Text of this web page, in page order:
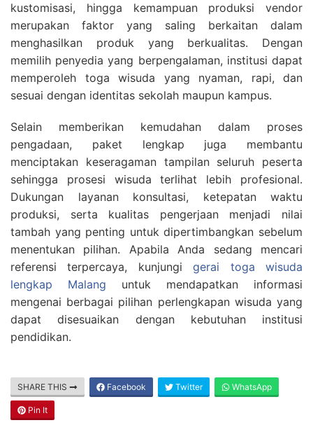
kustomisasi, hingga kemampuan produksi vendor
merupakan faktor yang saling berkaitan dalam
menghasilkan produk yang berkualitas. Dengan
memilih penyedia yang berpengalaman, institusi dapat
memperoleh toga wisuda yang nyaman, rapi, dan
sesuai dengan identitas sekolah maupun kampus.
Selain memberikan kemudahan dalam proses
pengadaan, paket lengkap juga membantu
menciptakan keseragaman tampilan seluruh peserta
sehingga prosesi wisuda terlihat lebih profesional.
Dukungan layanan konsultasi, ketepatan waktu
produksi, serta kualitas pengerjaan menjadi nilai
tambah yang penting untuk dipertimbangkan sebelum
menentukan pilihan. Apabila Anda sedang mencari
referensi terpercaya, kunjungigerai toga wisuda
lengkap Malang untuk mendapatkan informasi
mengenai berbagai pilihan perlengkapan wisuda yang
dapat disesuaikan dengan kebutuhan institusi
pendidikan.
SHARE THIS Facebook Twitter WhatsApp
Pin It